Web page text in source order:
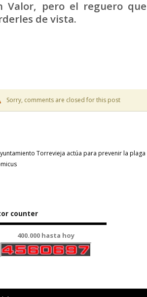
Valor, pero el reguero
de vista.
Sorry, comments are closed for this post
Torrevieja actúa para prevenir la plaga
counter
400.000 hasta hoy